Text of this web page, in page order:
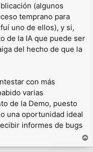
(algunos
temprano para
uno de ellos), y si,
de la IA que puede ser
del hecho de que la
con más
varias
de la Demo, puesto
una oportunidad ideal
informes de bugs
r